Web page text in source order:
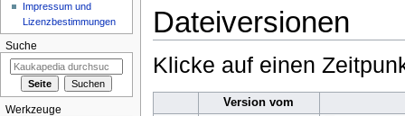
Dateiversionen
Klicke auf einen
Version vom
Impressum und
Lizenzbestimmungen
Suche
Werkzeuge